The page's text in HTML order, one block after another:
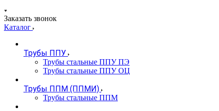
Заказать звонок
Каталог
Трубы ППУ
Трубы стальные ППУ ПЭ
Трубы стальные ППУ ОЦ
Трубы ППМ (ППМИ)
Трубы стальные ППМ